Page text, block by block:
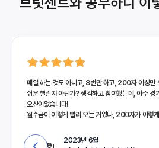
매일 하는 것도 아니고, 8번만 하고, 200자 이상만
쉬운 챌린지 아닌가? 생각하고 참여했는데, 아주 경
오산이었습니다!
월수금이 이렇게 빨리 오는 거였나, 200자가 이렇
라이팅에서 제 약점이 무엇인지도 알게 되었습니다!
2023년 6월